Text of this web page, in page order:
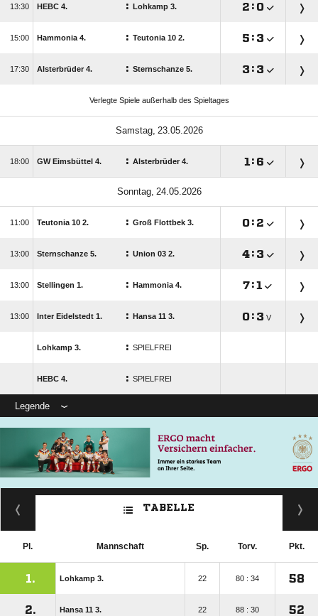
 HEBC 4. : Lohkamp 3.  : 
 Hammonia 4. : Teutonia 10 2.  : 
 Alsterbrüder 4. : Sternschanze 5. : 
Verlegte Spiele außerhalb des Spieltages
 
 GW Eimsbüttel 4. : Alsterbrüder 4.  : 
 
 Teutonia 10 2. : Groß Flottbek 3. : 
 Sternschanze 5. : Union 03 2. : 
 Stellingen 1. : Hammonia 4. :
 Inter Eidelstedt 1. : Hansa 11 3. :  V
Lohkamp 3. : SPIELFREI
HEBC 4. : SPIELFREI
Legende
TABELLE
Pl. Mannschaft Sp. Torv. Pkt.
1. Lohkamp 3. 22 80 : 34 58
2. Hansa 11 3. 22 88 : 30 52